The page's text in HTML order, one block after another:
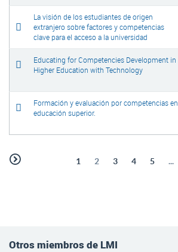
La visión de los estudiantes de origen
extranjero sobre factores y competencias
clave para el acceso a la universidad
Educating for Competencies Development in
Higher Education with Technology
Formación y evaluación por competencias en
educación superior.
1 2 3 4 5 ...
Otros miembros de LMI